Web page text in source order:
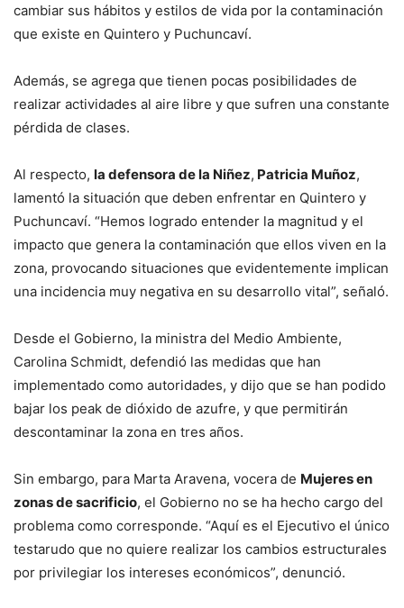
cambiar sus hábitos y estilos de vida por la contaminación
que existe en Quintero y Puchuncaví.
Además, se agrega que tienen pocas posibilidades de
realizar actividades al aire libre y que sufren una constante
pérdida de clases.
Al respecto, la defensora de la Niñez, Patricia Muñoz,
lamentó la situación que deben enfrentar en Quintero y
Puchuncaví. “Hemos logrado entender la magnitud y el
impacto que genera la contaminación que ellos viven en la
zona, provocando situaciones que evidentemente implican
una incidencia muy negativa en su desarrollo vital”, señaló.
Desde el Gobierno, la ministra del Medio Ambiente,
Carolina Schmidt, defendió las medidas que han
implementado como autoridades, y dijo que se han podido
bajar los peak de dióxido de azufre, y que permitirán
descontaminar la zona en tres años.
Sin embargo, para Marta Aravena, vocera de Mujeres en
zonas de sacrificio, el Gobierno no se ha hecho cargo del
problema como corresponde. “Aquí es el Ejecutivo el único
testarudo que no quiere realizar los cambios estructurales
por privilegiar los intereses económicos”, denunció.